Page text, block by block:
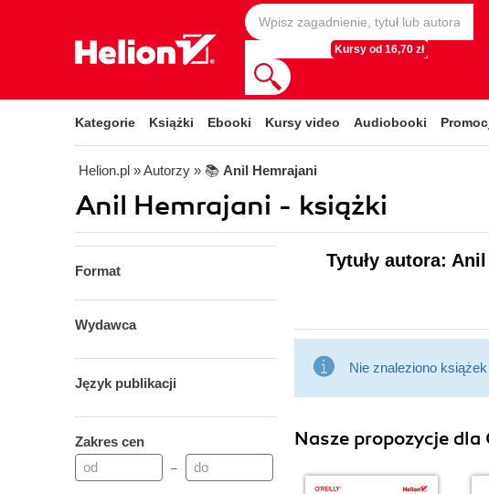
Kursy od 16,70 zł
Kategorie Książki Ebooki Kursy video Audiobooki
Helion.pl » Autorzy » 📚 Anil Hemrajani
Anil Hemrajani - książki
Format
Wydawca
Język publikacji
Zakres cen
–
Tytuły autora:
Nie znaleziono
Nasze propozycje dla